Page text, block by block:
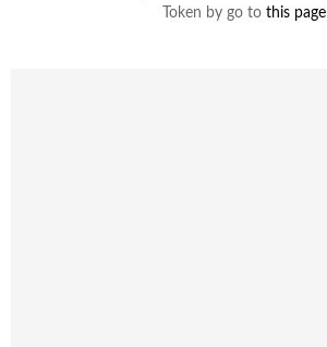
Token by go to this page